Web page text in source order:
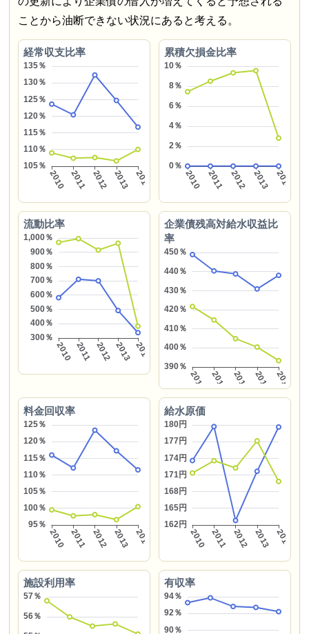
ことから油断できない状況にあると考える。
経常収支比率 累積欠損金比率
流動比率
企業債残高対給水収益比
率
料金回収率 給水原価
施設利用率 有収率